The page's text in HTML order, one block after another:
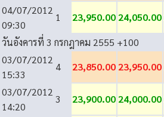
04/07/2012
09:30
1 23,950.00 24,050.00
วันอังคารที่ 3 กรกฎาคม 2555 +100
03/07/2012
15:33
4 23,850.00 23,950.00
03/07/2012
14:20
3 23,900.00 24,000.00